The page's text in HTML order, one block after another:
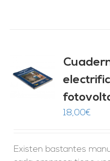
18,00€
Existen bastantes